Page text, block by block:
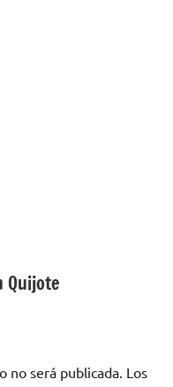
Quijote
no será publicada. Los